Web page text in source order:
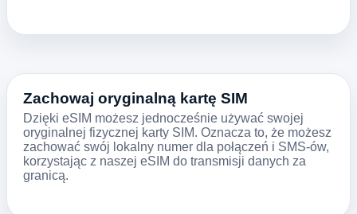
Zachowaj oryginalną kartę SIM
Dzięki eSIM możesz jednocześnie używać swojej
oryginalnej fizycznej karty SIM. Oznacza to, że możesz
zachować swój lokalny numer dla połączeń i SMS-ów,
korzystając z naszej eSIM do transmisji danych za
granicą.